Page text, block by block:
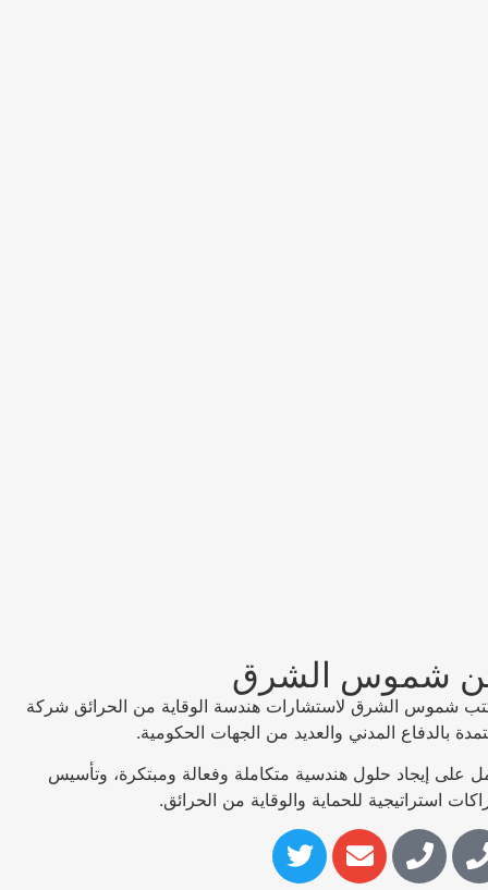
عن شموس الشرق
مكتب شموس الشرق لاستشارات هندسة الوقاية من الحرائق شركة
معتمدة بالدفاع المدني والعديد من الجهات الحكومية.
تعمل على إيجاد حلول هندسية متكاملة وفعالة ومبتكرة، وتأسيس
شراكات استراتيجية للحماية والوقاية من الحرائق.